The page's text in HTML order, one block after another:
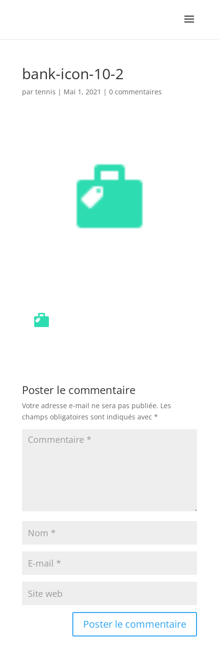
bank-icon-10-2
par tennis | Mai 1, 2021 | 0 commentaires
Poster le commentaire
Votre adresse e-mail ne sera pas publiée. Les
champs obligatoires sont indiqués avec *